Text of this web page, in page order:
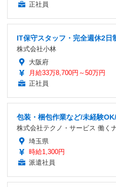
正社員
IT保守スタッフ・完全週休2日
株式会社小林
大阪府
月給33万8,700円～50万円
正社員
包装・梱包作業など/未経験
株式会社テクノ・サービス 働く
埼玉県
時給1,300円
派遣社員